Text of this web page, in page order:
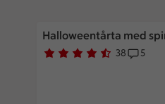
Halloweentårta med
Betyg 4.3 av 5. 38
38 personer har röstat
5
Halloweentårta med